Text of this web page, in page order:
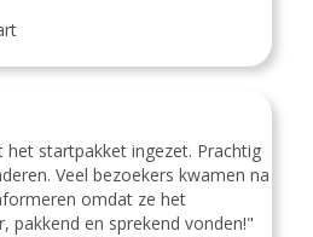
het startpakket ingezet. Prachtig
Veel bezoekers kwamen na
omdat ze het
pakkend en sprekend vonden!"